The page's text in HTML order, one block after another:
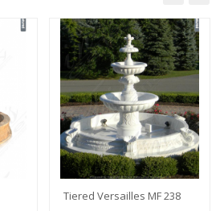
Tiered Versailles MF 238